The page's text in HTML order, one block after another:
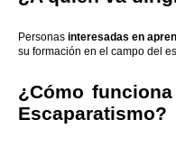
Personasinteresadas en
su formación en el campo del
¿Cómo
Escaparatismo?